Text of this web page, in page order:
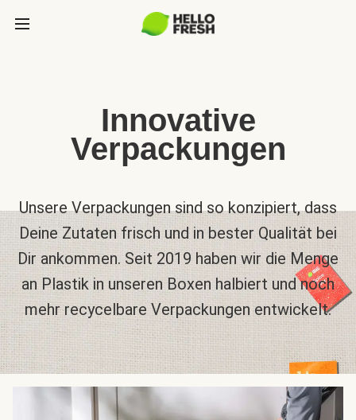
Innovative
Verpackungen
Unsere Verpackungen sind so konzipiert, dass
Deine Zutaten frisch und in bester Qualität bei
Dir ankommen. Seit 2019 haben wir die Menge
an Plastik in unseren Boxen halbiert und noch
mehr recycelbare Verpackungen entwickelt.